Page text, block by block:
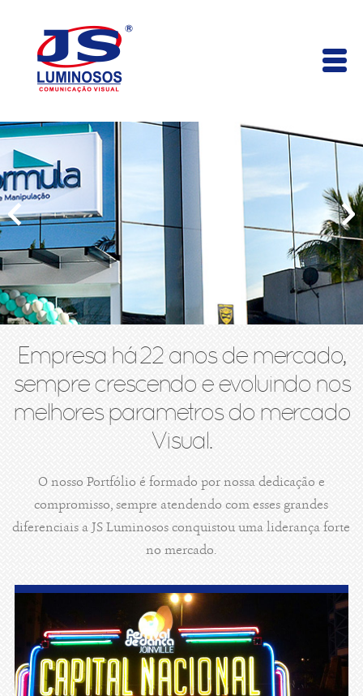
Empresa há 22 anos de mercado,
sempre crescendo e evoluindo nos
melhores parametros do mercado
Visual.
O nosso Portfólio é formado por nossa dedicação e
compromisso, sempre atendendo com esses grandes
diferenciais a JS Luminosos conquistou uma liderança forte
no mercado.